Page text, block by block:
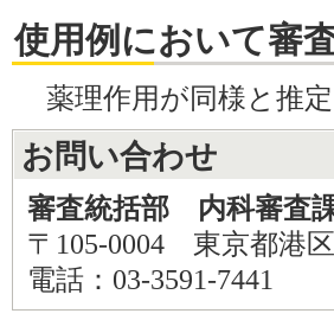
使用例において審
薬理作用が同様と推定
お問い合わせ
審査統括部 内科審査
〒105-0004 東京都港
電話：03-3591-7441